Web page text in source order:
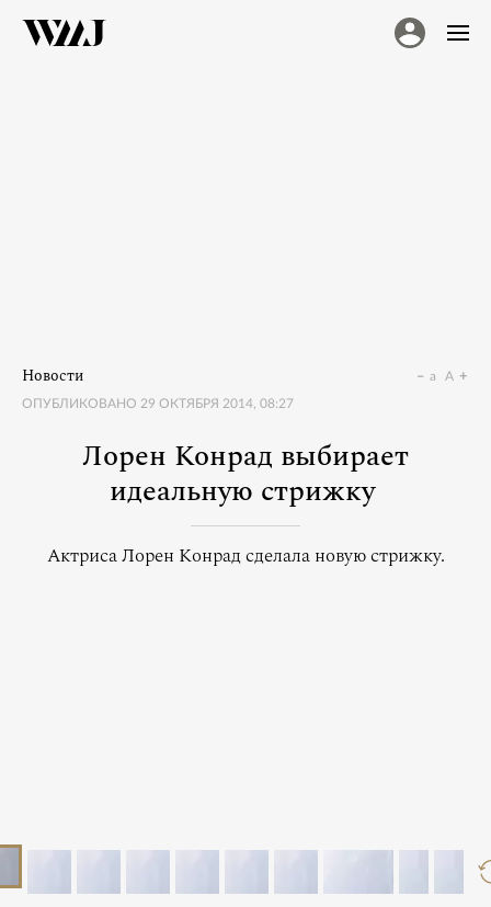
Новости
ОПУБЛИКОВАНО 29 ОКТЯБРЯ 2014, 08:27
a A
Лорен Конрад выбирает
идеальную стрижку
Актриса Лорен Конрад сделала новую стрижку.